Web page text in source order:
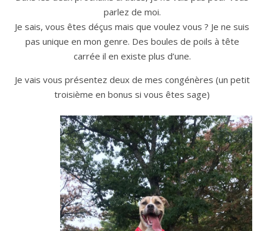
parlez de moi.
Je sais, vous êtes déçus mais que voulez vous ? Je ne suis
pas unique en mon genre. Des boules de poils à tête
carrée il en existe plus d’une.
Je vais vous présentez deux de mes congénères (un petit
troisième en bonus si vous êtes sage)